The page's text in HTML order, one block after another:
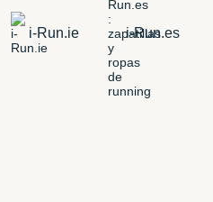
i-Run.ie i-Run.es